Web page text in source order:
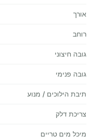
אורך
רוחב
גובה חיצוני
גובה פנימי
תיבת הילוכים / מנוע
צריכת דלק
מיכל מים טריים